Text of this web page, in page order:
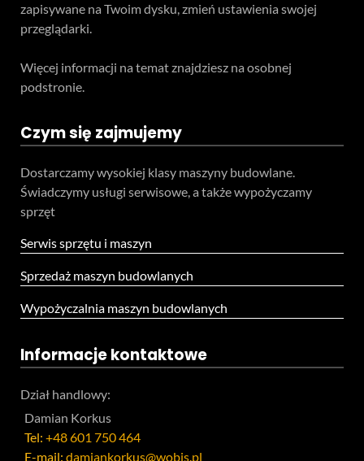
zapisywane na Twoim dysku, zmień ustawienia swojej
przeglądarki.
Więcej informacji na temat znajdziesz na osobnej
podstronie.
Czym się zajmujemy
Dostarczamy wysokiej klasy maszyny budowlane.
Świadczymy usługi serwisowe, a także wypożyczamy
sprzęt
Serwis sprzętu i maszyn
Sprzedaż maszyn budowlanych
Wypożyczalnia maszyn budowlanych
Informacje kontaktowe
Dział handlowy:
Damian Korkus
Tel: +48 601 750 464
E-mail: damiankorkus@wobis.pl